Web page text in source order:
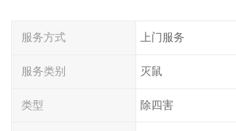
服务方式 上门服务
服务类别 灭鼠
类型 除四害